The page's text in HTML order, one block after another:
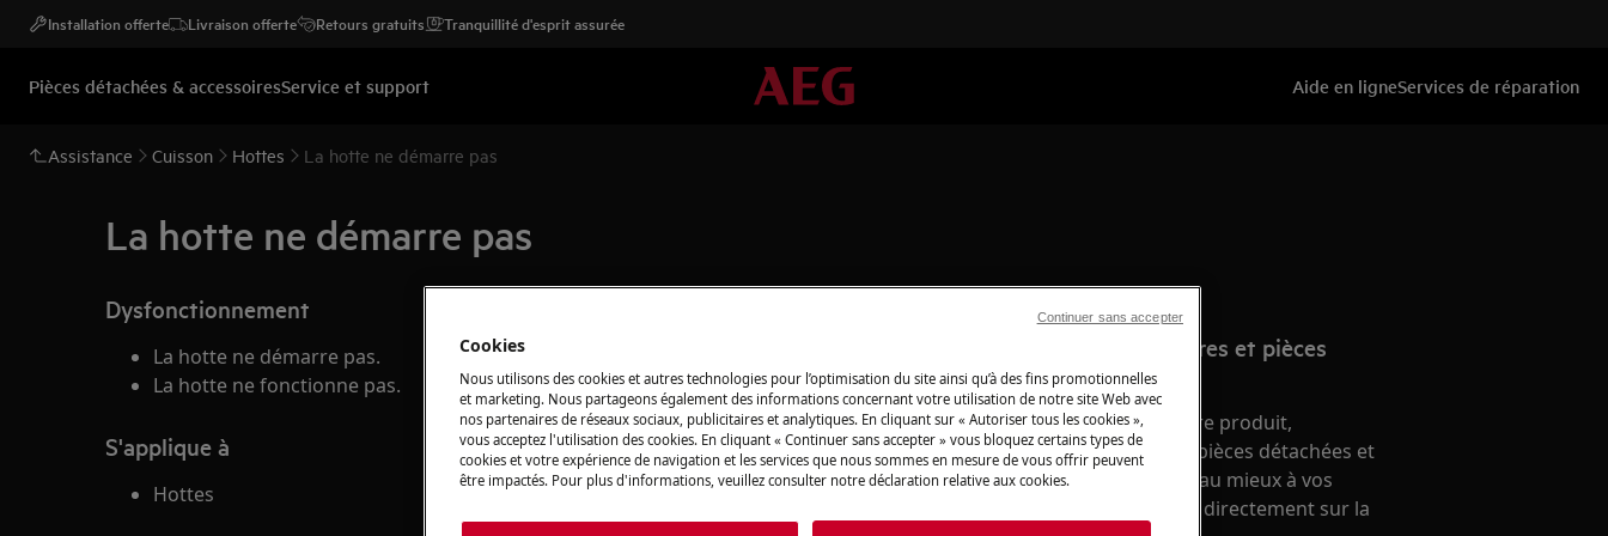
Installation offerte Livraison offerte Retours gratuits Tranquillité d'esprit assurée
Pièces détachées & accessoiresService et support Aide en ligneServices de réparation
Assistance Cuisson Hottes La hotte ne démarre pas
La hotte ne démarre pas
Dysfonctionnement
La hotte ne démarre pas.
La hotte ne fonctionne pas.
S'applique à
Hottes
Boutique en ligne d’accessoires et pièces
détachées
Pour profiter pleinement de votre produit,
découvrez tous les accessoires, pièces détachées et
produits d’entretien, répondant au mieux à vos
besoins, du quotidien. A acheter directement sur la
Cookies
Nous utilisons des cookies et autres technologies pour l’optimisation du site ainsi qu’à des fins promotionnelles
et marketing. Nous partageons également des informations concernant votre utilisation de notre site Web avec
nos partenaires de réseaux sociaux, publicitaires et analytiques. En cliquant sur « Autoriser tous les cookies »,
vous acceptez l'utilisation des cookies. En cliquant « Continuer sans accepter » vous bloquez certains types de
cookies et votre expérience de navigation et les services que nous sommes en mesure de vous offrir peuvent
être impactés. Pour plus d'informations, veuillez consulter notre déclaration relative aux cookies.
Continuer sans accepter